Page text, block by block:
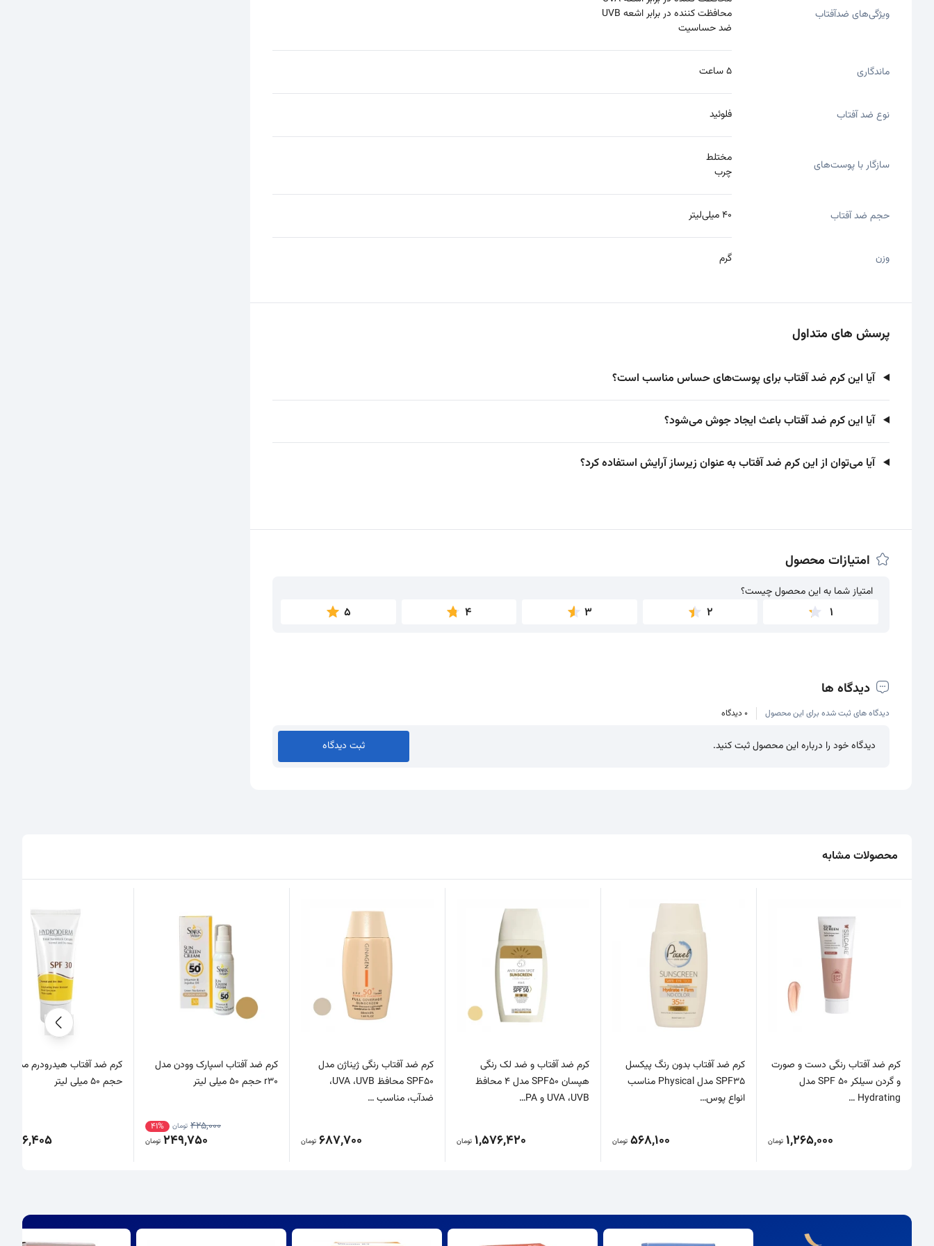
ویژگی‌های ضدآفتاب
محافظت کننده در برابر اشعه UVB
ضد حساسیت
ماندگاری 5 ساعت
نوع ضد آفتاب فلوئید
سازگار با پوست‌های
مختلط
چرب
حجم ضد آفتاب 40 میلی‌لیتر
وزن گرم
پرسش های متداول
آیا این کرم ضد آفتاب برای پوست‌های حساس مناسب است؟
آیا این کرم ضد آفتاب باعث ایجاد جوش می‌شود؟
آیا می‌توان از این کرم ضد آفتاب به عنوان زیرساز آرایش استفاده کرد؟
امتیازات محصول
امتیاز شما به این محصول چیست؟
امتیاز شما به این محصول چیست؟
1
2
3
4
5
دیدگاه ها
دیدگاه های ثبت شده برای این محصول 0 دیدگاه
دیدگاه خود را درباره این محصول ثبت کنید. ثبت دیدگاه
محصولات مشابه
کرم ضد آفتاب رنگی دست و صورت
و گردن سیلکر SPF 50 مدل
Hydrating …
1,265,000 تومان
کرم ضد آفتاب بدون رنگ پیکسل
SPF35 ‌مدل Physical مناسب
انواع پوس…
568,100 تومان
کرم ضد آفتاب و ضد لک رنگی
هپسان SPF50 مدل 4 محافظ
UVA ،UVB و PA…
1,576,420 تومان
کرم ضد آفتاب رنگی ژیناژن مدل
SPF50 محافظ UVA ،UVB،
ضدآب، مناسب …
687,700 تومان
کرم ضد آفتاب اسپارک وودن مدل
r30 حجم 50 میلی لیتر
425,000 تومان 41%
249,750 تومان
حجم 50 میلی لیتر
396,405